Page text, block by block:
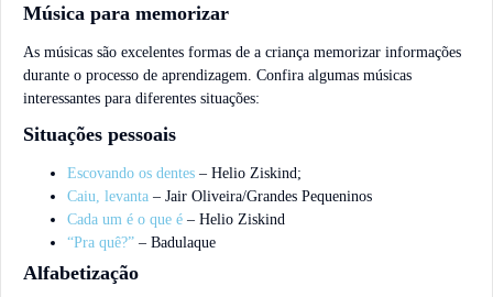
Música para memorizar
As músicas são excelentes formas de a criança memorizar informações
durante o processo de aprendizagem. Confira algumas músicas
interessantes para diferentes situações:
Situações pessoais
Escovando os dentes – Helio Ziskind;
Caiu, levanta – Jair Oliveira/Grandes Pequeninos
Cada um é o que é – Helio Ziskind
“Pra quê?” – Badulaque
Alfabetização